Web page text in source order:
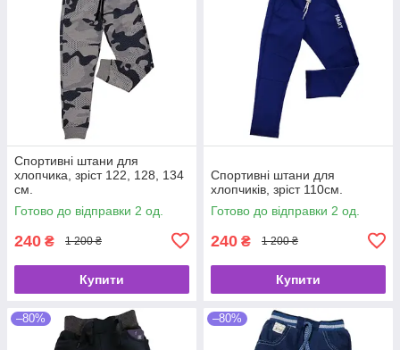
Спортивні штани для
хлопчика, зріст 122, 128, 134
см.
Готово до відправки 2 од.
240 ₴ 1 200 ₴
Купити
Спортивні штани для
хлопчиків, зріст 110см.
Готово до відправки 2 од.
240 ₴ 1 200 ₴
Купити
–80% –80%